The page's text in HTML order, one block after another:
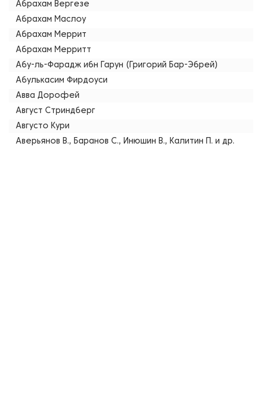
Абрахам Вергезе
Абрахам Маслоу
Абрахам Меррит
Абрахам Мерритт
Абу-ль-Фарадж ибн Гарун (Григорий Бар-Эбрей)
Абулькасим Фирдоуси
Авва Дорофей
Август Стриндберг
Августо Кури
Аверьянов В., Баранов С., Инюшин В., Калитин П. и др.